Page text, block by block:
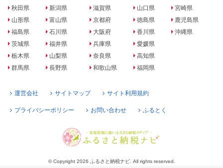
秋田県
山形県
福島県
茨城県
栃木県
群馬県
新潟県
富山県
石川県
福井県
山梨県
長野県
滋賀県
京都府
大阪府
兵庫県
奈良県
和歌山県
山口県
徳島県
香川県
愛媛県
高知県
福岡県
宮崎県
鹿児島県
沖縄県
運営会社 サイトマップ サイト利用規約
プライバシーポリシー お問い合わせ ふるとく
© Copyright 2026 ふるさと納税ナビ. All rights reserved.